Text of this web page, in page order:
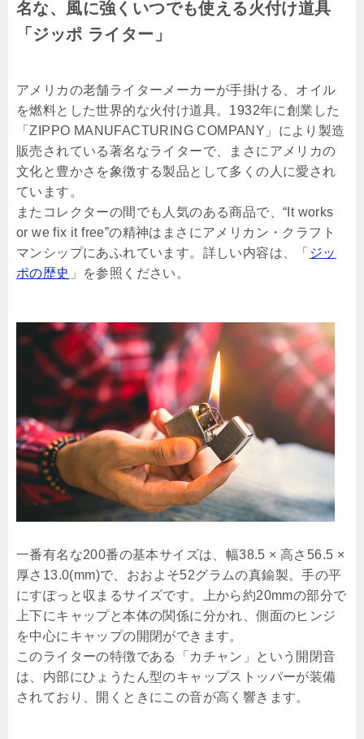
名な、風に強くいつでも使える火付け道具
「ジッポ ライター」
アメリカの老舗ライターメーカーが手掛ける、オイル
を燃料とした世界的な火付け道具。1932年に創業した
「ZIPPO MANUFACTURING COMPANY」により製造
販売されている著名なライターで、まさにアメリカの
文化と豊かさを象徴する製品として多くの人に愛され
ています。
またコレクターの間でも人気のある商品で、“It works
or we fix it free”の精神はまさにアメリカン・クラフト
マンシップにあふれています。詳しい内容は、「 ジッ
ポの歴史 」を参照ください。
一番有名な200番の基本サイズは、幅38.5 × 高さ56.5 ×
厚さ13.0(mm)で、おおよそ52グラムの真鍮製。手の平
にすぽっと収まるサイズです。上から約20mmの部分で
上下にキャップと本体の関係に分かれ、側面のヒンジ
を中心にキャップの開閉ができます。
このライターの特徴である「カチャン」という開閉音
は、内部にひょうたん型のキャップストッパーが装備
されており、開くときにこの音が高く響きます。